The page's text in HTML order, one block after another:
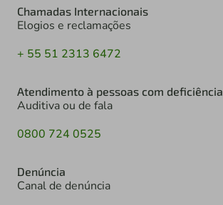
Chamadas Internacionais
Elogios e reclamações
+ 55 51 2313 6472
Atendimento à pessoas com deficiência
Auditiva ou de fala
0800 724 0525
Denúncia
Canal de denúncia